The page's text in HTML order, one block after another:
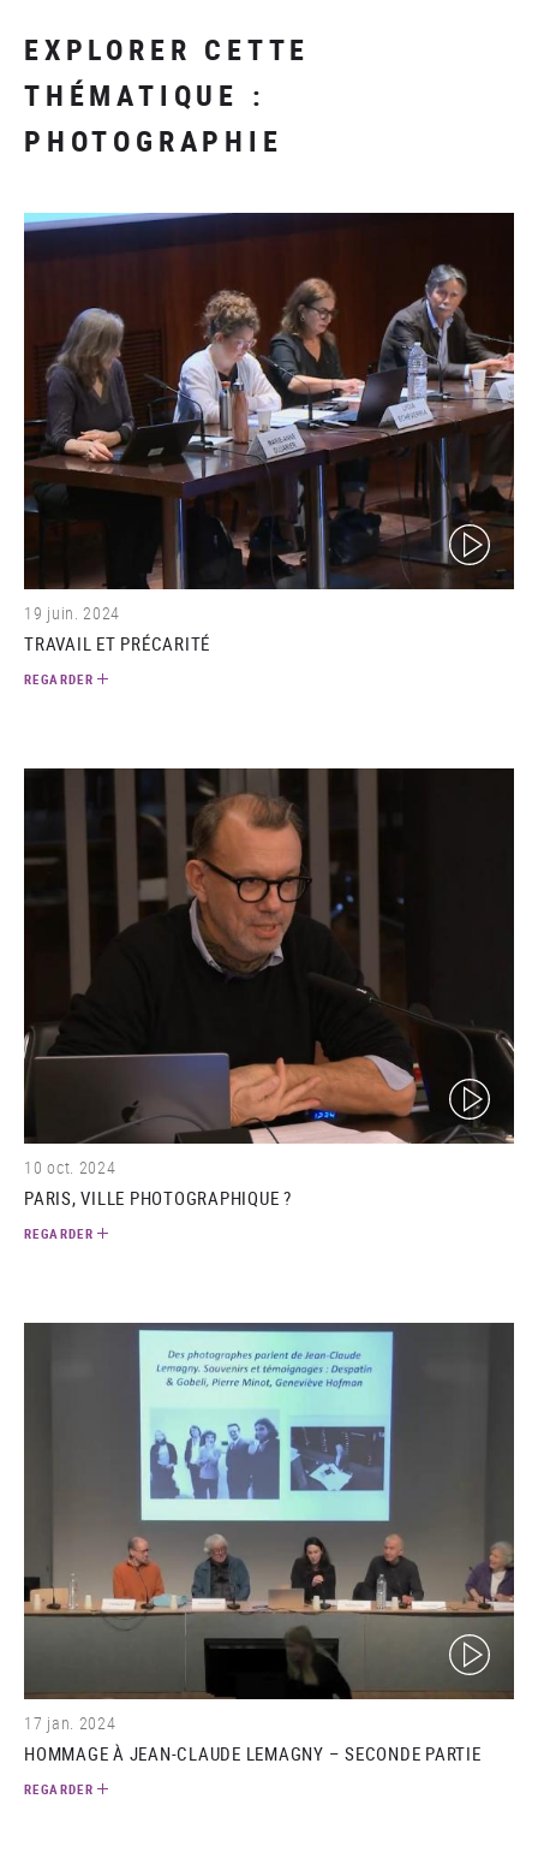
EXPLORER CETTE
THÉMATIQUE :
PHOTOGRAPHIE
(video)
19 juin. 2024
TRAVAIL ET PRÉCARITÉ
REGARDER
(video)
10 oct. 2024
PARIS, VILLE PHOTOGRAPHIQUE ?
REGARDER
(video)
17 jan. 2024
HOMMAGE À JEAN-CLAUDE LEMAGNY – SECONDE PARTIE
REGARDER